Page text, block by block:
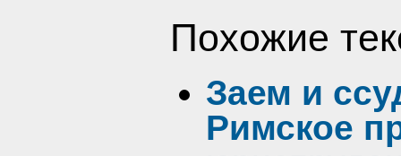
Похожие
Заем и
Римское